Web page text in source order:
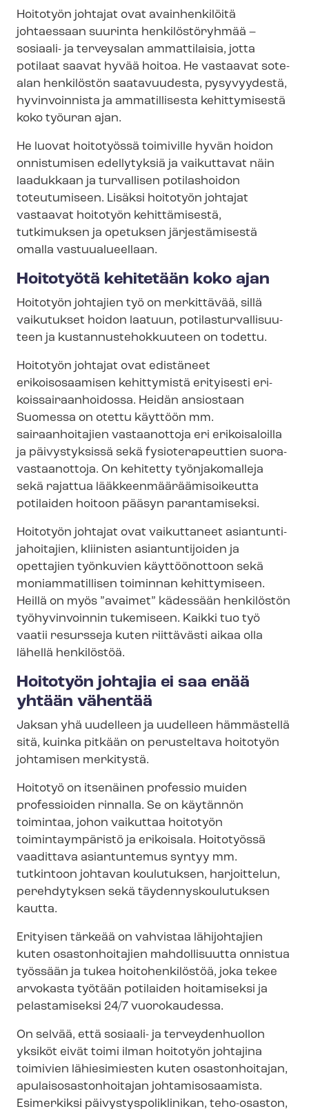
Hoitotyön johtajat ovat avainhenkilöitä
johtaessaan suurinta henkilöstöryhmää –
sosiaali- ja terveysalan ammattilaisia, jotta
potilaat saavat hyvää hoitoa. He vastaavat sote-
alan henkilöstön saatavuudesta, pysyvyydestä,
hyvinvoinnista ja ammatillisesta kehittymisestä
koko työuran ajan.
He luovat hoitotyössä toimiville hyvän hoidon
onnistumisen edellytyksiä ja vaikuttavat näin
laadukkaan ja turvallisen potilashoidon
toteutumiseen. Lisäksi hoitotyön johtajat
vastaavat hoitotyön kehittämisestä,
tutkimuksen ja opetuksen järjestämisestä
omalla vastuualueellaan.
Hoitotyötä kehitetään koko ajan
Hoitotyön johtajien työ on merkittävää, sillä
vaikutukset hoidon laatuun, po­ti­las­tur­val­li­suu­
teen ja kus­tan­nus­te­hok­kuu­teen on todettu.
Hoitotyön johtajat ovat edistäneet
erikoisosaamisen kehittymistä erityisesti eri­
kois­sai­raan­hoi­dos­sa. Heidän ansiostaan
Suomessa on otettu käyttöön mm.
sairaanhoitajien vastaanottoja eri erikoisaloilla
ja päivystyksissä sekä fysioterapeuttien suo­ra­
vas­taan­ot­to­ja. On kehitetty työnjakomalleja
sekä rajattua lääk­keen­mää­rää­mi­soi­keut­ta
potilaiden hoitoon pääsyn parantamiseksi.
Hoitotyön johtajat ovat vaikuttaneet asian­tun­ti­
ja­hoi­ta­jien, kliinisten asiantuntijoiden ja
opettajien työnkuvien käyttöönottoon sekä
moniammatillisen toiminnan kehittymiseen.
Heillä on myös ”avaimet” kädessään henkilöstön
työhyvinvoinnin tukemiseen. Kaikki tuo työ
vaatii resursseja kuten riittävästi aikaa olla
lähellä henkilöstöä.
Hoitotyön johtajia ei saa enää
yhtään vähentää
Jaksan yhä uudelleen ja uudelleen hämmästellä
sitä, kuinka pitkään on perusteltava hoitotyön
johtamisen merkitystä.
Hoitotyö on itsenäinen professio muiden
professioiden rinnalla. Se on käytännön
toimintaa, johon vaikuttaa hoitotyön
toimintaympäristö ja erikoisala. Hoitotyössä
vaadittava asiantuntemus syntyy mm.
tutkintoon johtavan koulutuksen, harjoittelun,
perehdytyksen sekä täy­den­nys­kou­lu­tuk­sen
kautta.
Erityisen tärkeää on vahvistaa lähijohtajien
kuten osastonhoitajien mahdollisuutta onnistua
työssään ja tukea hoitohenkilöstöä, joka tekee
arvokasta työtään potilaiden hoitamiseksi ja
pelastamiseksi 24/7 vuorokaudessa.
On selvää, että sosiaali- ja terveydenhuollon
yksiköt eivät toimi ilman hoitotyön johtajina
toimivien lähiesimiesten kuten osastonhoitajan,
apu­lais­osas­ton­hoi­ta­jan johtamisosaamista.
Esimerkiksi päi­vys­tys­po­likli­ni­kan, teho-osaston,